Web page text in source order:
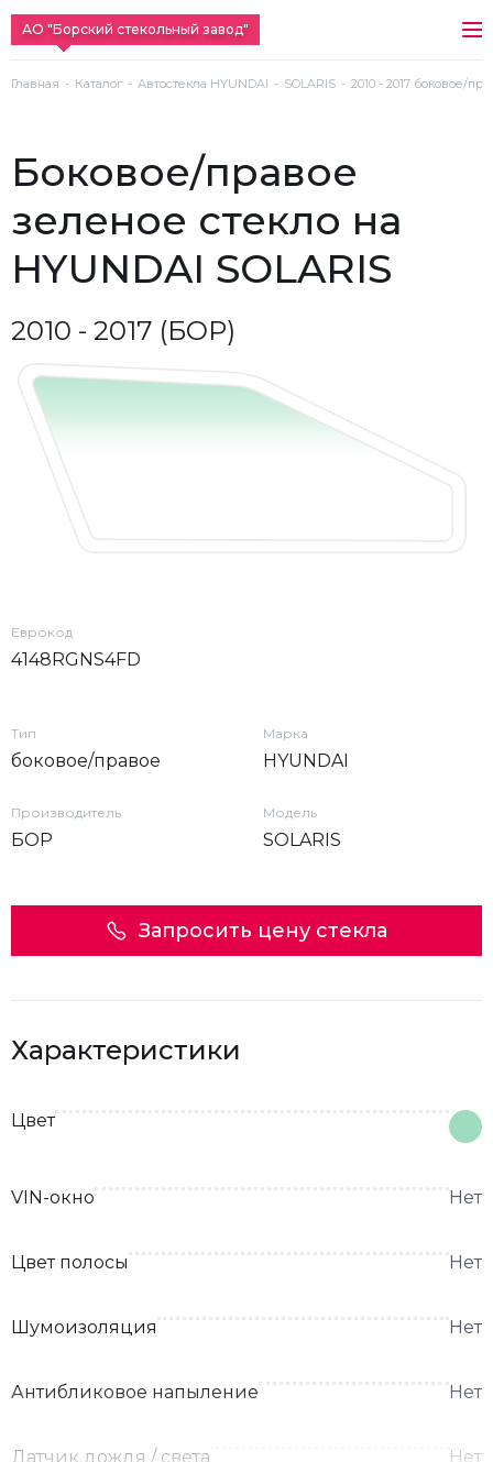
АО "Борский стекольный завод"
Главная Каталог Автостекла HYUNDAI SOLARIS 2010 - 2017 боковое/
боковое/правое
зеленое стекло на
HYUNDAI SOLARIS
2010 - 2017 (БОР)
Еврокод
4148RGNS4FD
Тип
боковое/правое
Марка
HYUNDAI
Производитель
БОР
Модель
SOLARIS
Запросить цену стекла
Характеристики
Цвет
VIN-окно Нет
Цвет полосы Нет
Шумоизоляция Нет
Антибликовое напыление Нет
Датчик дождя / света Нет